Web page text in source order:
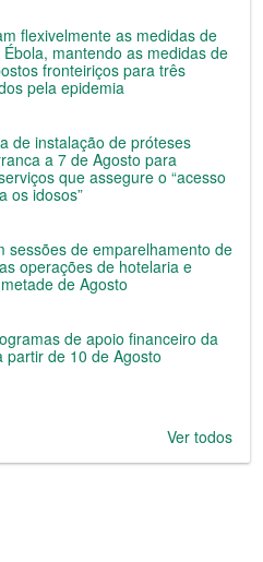
flexivelmente as medidas de
mantendo as medidas de
fronteiriços para três
pela epidemia
de instalação de próteses
a 7 de Agosto para
que assegure o “acesso
os idosos”
sessões de emparelhamento de
operações de hotelaria e
de Agosto
de apoio financeiro da
partir de 10 de Agosto
Ver todos